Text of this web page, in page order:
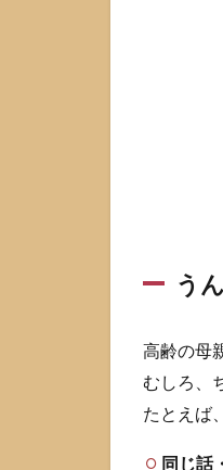
ーン
罪悪
感が
強く
なる
う
高齢の母
むしろ、
たとえば
同じ話